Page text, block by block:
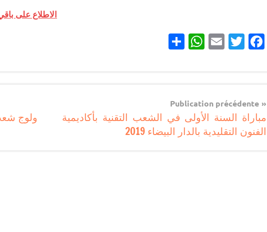
الاطلاع على
Facebook
Twitter
Email
WhatsApp
مباريات
بالباك
وما
دونه
Navigation
de
l’article
Publication précédente
مباراة السنة الأولى في الشعب التقنية بأكاديمية
الفنون التقليدية بالدار البيضاء 2019
ولوج